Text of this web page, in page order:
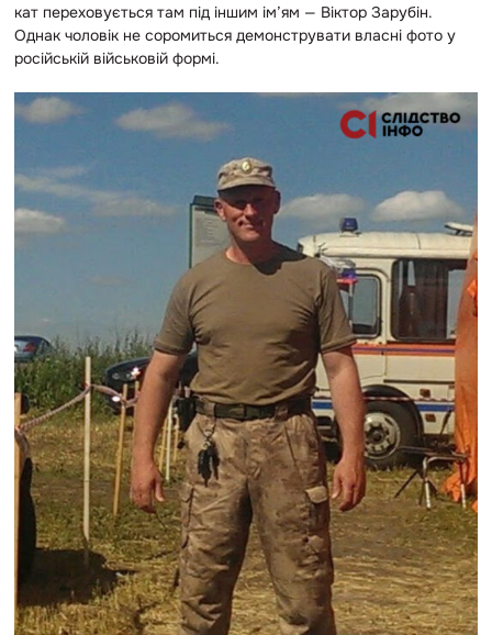
кат переховується там під іншим ім’ям — Віктор Зарубін.
Однак чоловік не соромиться демонструвати власні фото у
російській військовій формі.